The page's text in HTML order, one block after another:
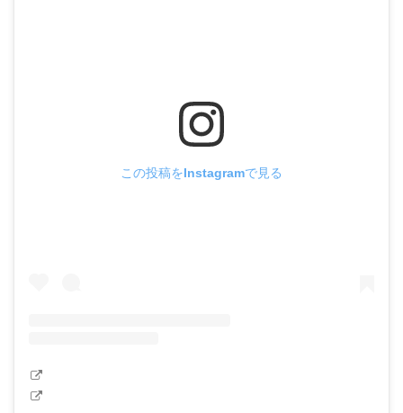
この投稿をInstagramで見る